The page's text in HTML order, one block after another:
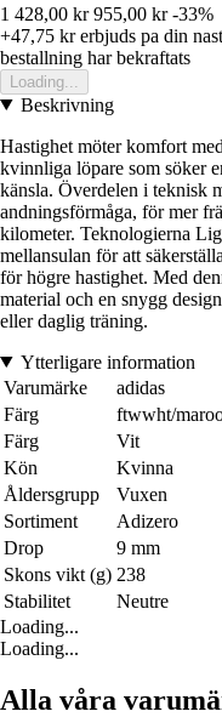
1 428,00 kr 955,00 kr -33%
+47,75 krerbjuds pa din
bestallning har bekraftats
Loading...
Beskrivning
Hastighet möter komfort
kvinnliga löpare som söker
känsla. Överdelen i teknisk
andningsförmåga, för mer
kilometer. Teknologierna
mellansulan för att
för högre hastighet. Med
material och en snygg
eller daglig träning.
Ytterligare information
Varumärke
adidas
Färg
ftwwht/
Färg
Vit
Kön
Kvinna
Åldersgrupp
Vuxen
Sortiment
Adizero
Drop
9 mm
Skons vikt (g) 238
Stabilitet
Neutre
Loading...
Loading...
Alla våra